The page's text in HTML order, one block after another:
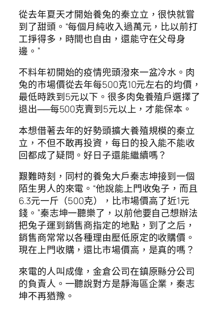
從去年夏天才開始養兔的秦立立，很快就嘗
到了甜頭。“每個月純收入過萬元，比以前打
工掙得多，時間也自由，還能守在父母身
邊。”
不料年初開始的疫情兜頭潑來一盆冷水。肉
兔的市場價從去年每500克10元左右的均價，
最低時跌到5元以下。很多肉兔養殖戶選擇了
退出──每500克賣到5元以上，才能保本。
本想借著去年的好勢頭擴大養殖規模的秦立
立，不但不敢再投資，每日的投入能不能收
回都成了疑問。好日子還能繼續嗎？
艱難時刻，同村的養兔大戶秦志坤接到一個
陌生男人的來電。“他說能上門收兔子，而且
6.3元一斤（500克），比市場價高了近1元
錢。”秦志坤一聽樂了，以前他要自己想辦法
把兔子運到銷售商指定的地點，到了之后，
銷售商常常以各種理由壓低原定的收購價。
現在上門收購，還比市場價高，是真的嗎？
來電的人叫成偉，金倉公司在鎮原縣分公司
的負責人。一聽說對方是靜海區企業，秦志
坤不再猶豫。